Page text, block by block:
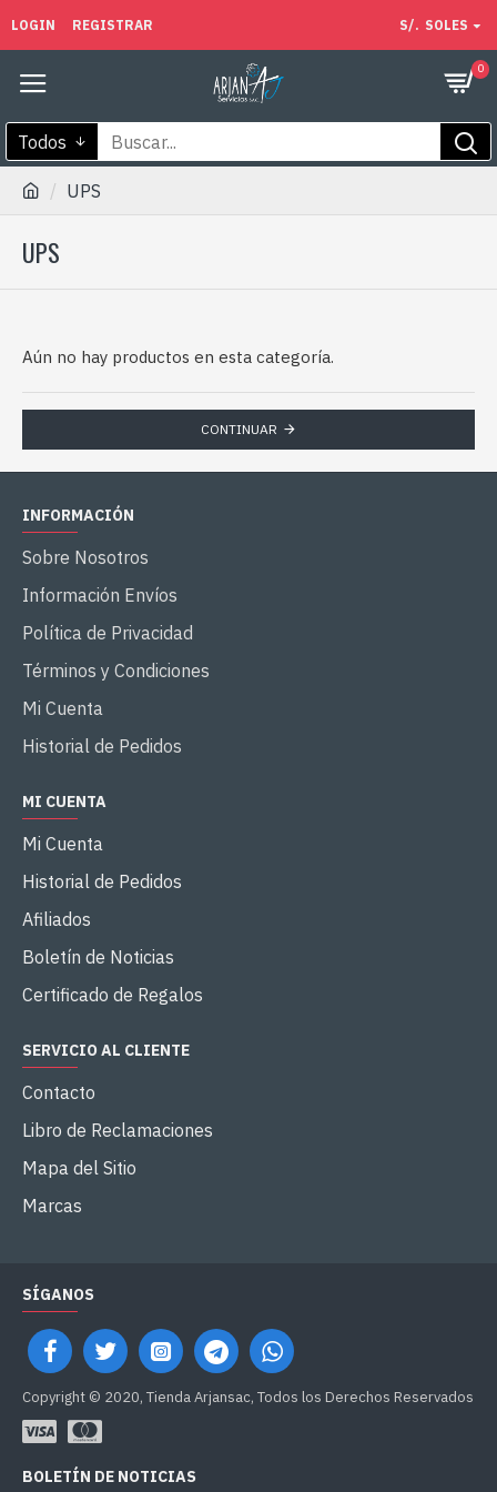
LOGIN REGISTRAR S/. SOLES
0
Todos
UPS
UPS
Aún no hay productos en esta categoría.
CONTINUAR
INFORMACIÓN
Sobre Nosotros
Información Envíos
Política de Privacidad
Términos y Condiciones
Mi Cuenta
Historial de Pedidos
MI CUENTA
Mi Cuenta
Historial de Pedidos
Afiliados
Boletín de Noticias
Certificado de Regalos
SERVICIO AL CLIENTE
Contacto
Libro de Reclamaciones
Mapa del Sitio
Marcas
SÍGANOS
Copyright © 2020, Tienda Arjansac, Todos los Derechos Reservados
BOLETÍN DE NOTICIAS